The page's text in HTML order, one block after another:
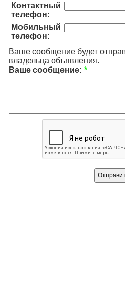
Контактный
телефон:
Мобильный
телефон:
Ваше сообщение будет
владельца объявления.
Ваше сообщение: *